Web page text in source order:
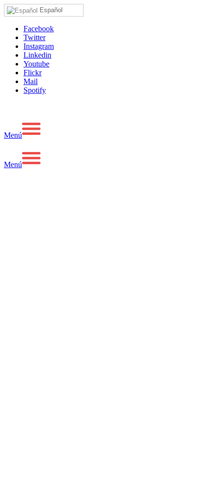
Español
Facebook
Twitter
Instagram
Linkedin
Youtube
Flickr
Mail
Spotify
Menú
Menú